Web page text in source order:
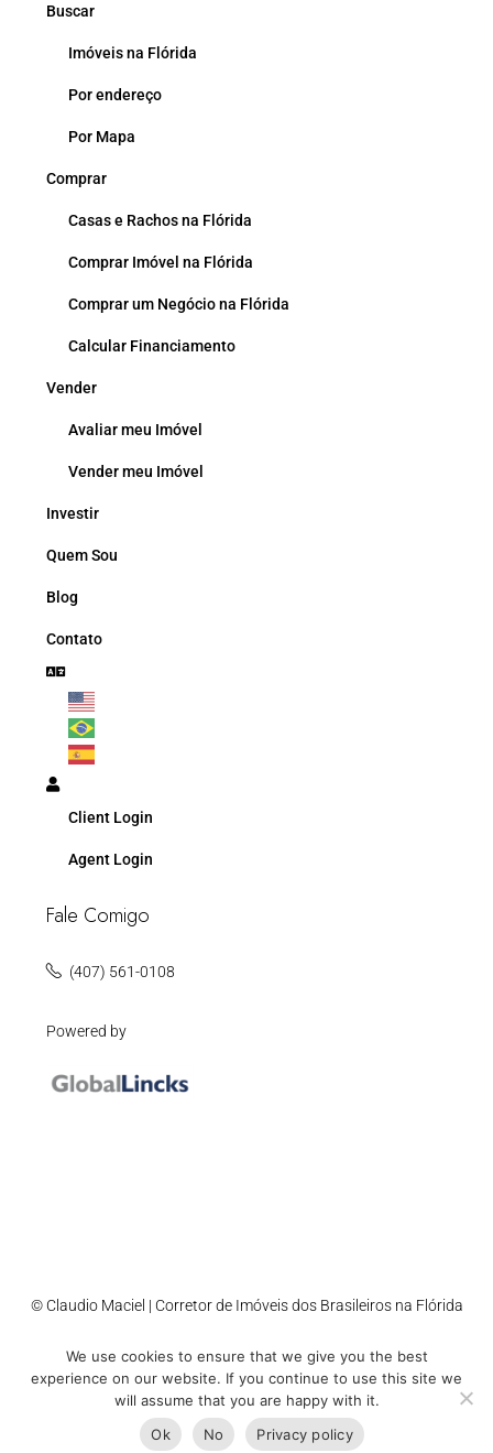
Buscar
Imóveis na Flórida
Por endereço
Por Mapa
Comprar
Casas e Rachos na Flórida
Comprar Imóvel na Flórida
Comprar um Negócio na Flórida
Calcular Financiamento
Vender
Avaliar meu Imóvel
Vender meu Imóvel
Investir
Quem Sou
Blog
Contato
Client Login
Agent Login
Fale Comigo
(407) 561-0108
Powered by
© Claudio Maciel | Corretor de Imóveis dos Brasileiros na Flórida
Accessibility Cookie Policy Privacy Policy Sitemap
We use cookies to ensure that we give you the best
experience on our website. If you continue to use this site we
will assume that you are happy with it.
Ok
No Privacy policy